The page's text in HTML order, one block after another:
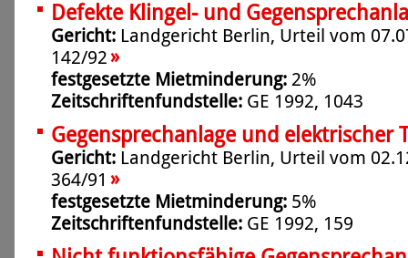
Defekte Klingel- und
Gericht: Landgericht Berlin, Urteil vom
142/92»
festgesetzte Mietminderung: 2%
Zeitschriftenfundstelle: GE 1992, 1043
Gegensprechanlage und elektrischer
Gericht: Landgericht Berlin, Urteil vom
364/91 »
festgesetzte Mietminderung: 5%
Zeitschriftenfundstelle: GE 1992, 159